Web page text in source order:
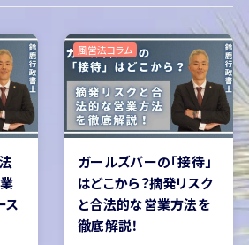
ス
ガールズバーの「接待」
はどこから？摘発リスク
と合法的な営業方法を
徹底解説！
風営法コラム